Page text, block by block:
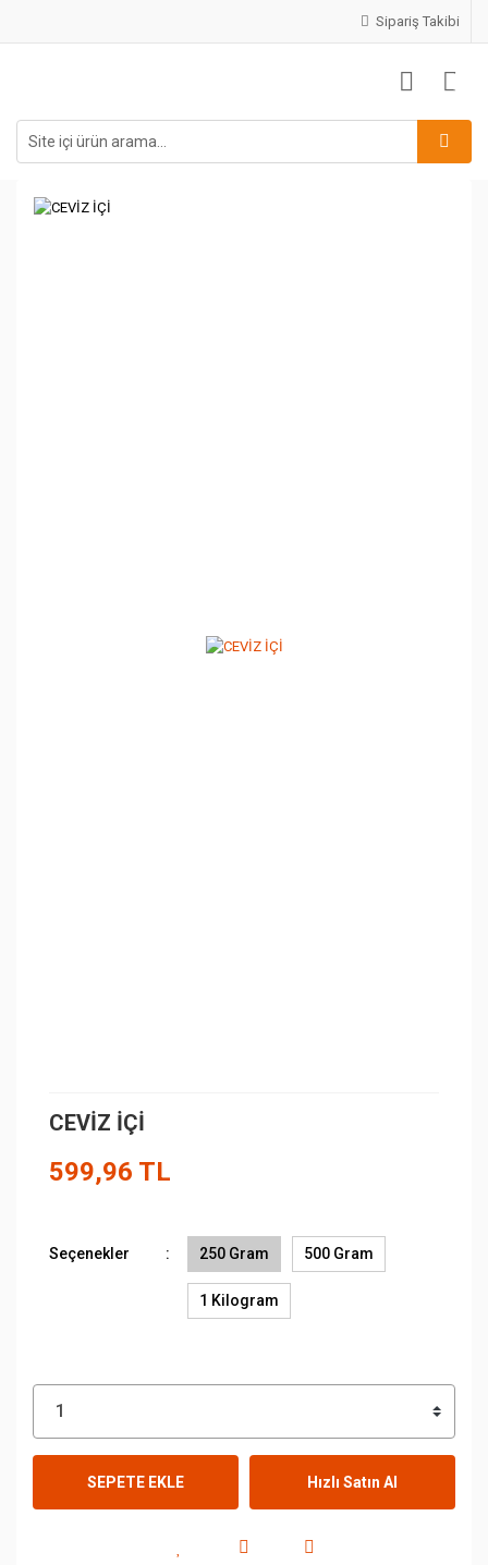
Sipariş Takibi
CEVİZ İÇİ
599,96 TL
Seçenekler 250 Gram 500 Gram
1 Kilogram
SEPETE EKLE Hızlı Satın Al